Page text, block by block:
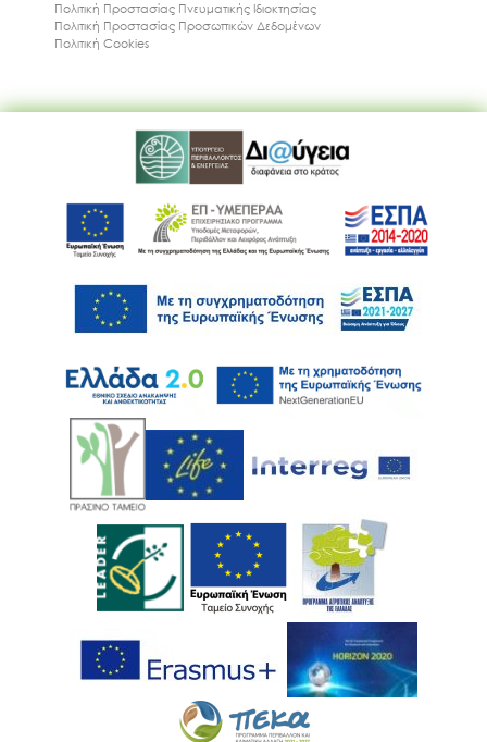
Ακολουθήστε μας
Πολιτική Προστασίας Πνευματικής Ιδιοκτησίας
Πολιτική Προστασίας Προσωπικών Δεδομένων
Πολιτική Cookies